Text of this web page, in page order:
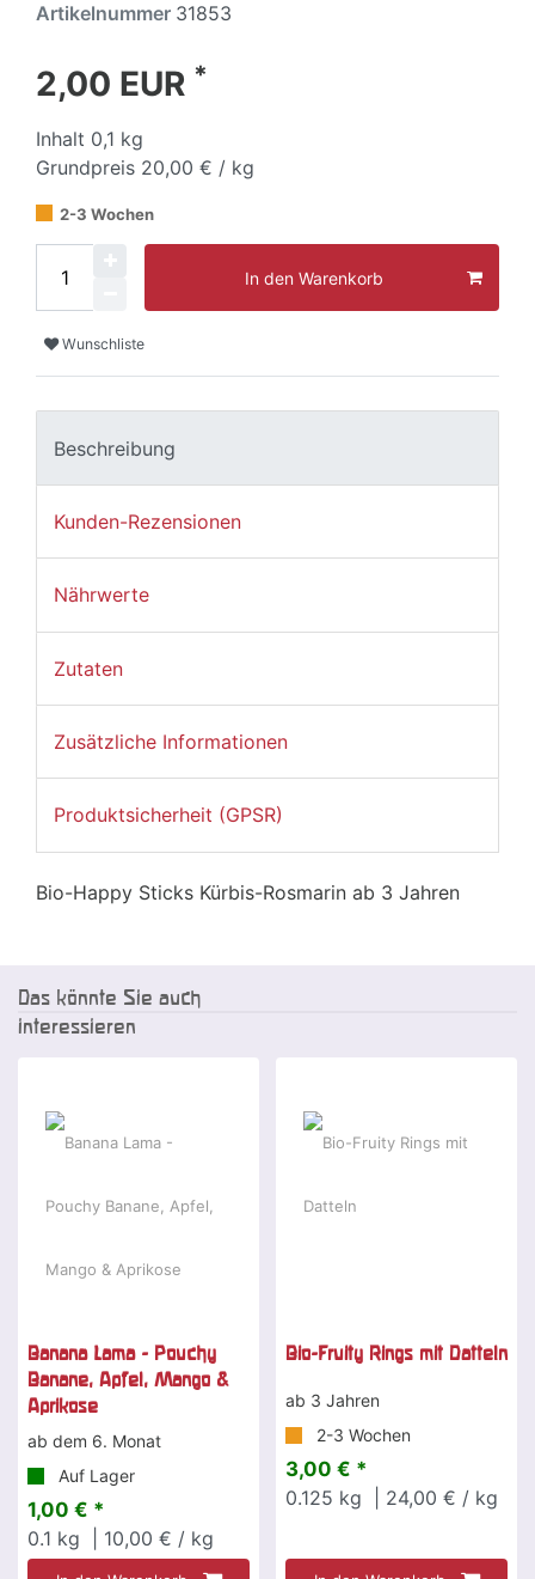
Artikelnummer 31853
2,00 EUR *
Inhalt 0,1 kg
Grundpreis 20,00 € / kg
2-3 Wochen
In den Warenkorb
Wunschliste
Beschreibung
Kunden-Rezensionen
Nährwerte
Zutaten
Zusätzliche Informationen
Produktsicherheit (GPSR)
Bio-Happy Sticks Kürbis-Rosmarin ab 3 Jahren
Das könnte Sie auch
interessieren
Banana Lama - Pouchy
Banane, Apfel, Mango &
Aprikose
ab dem 6. Monat
Auf Lager
1,00 € *
0.1 kg | 10,00 € / kg
Bio-Fruity Rings mit Datteln
ab 3 Jahren
2-3 Wochen
3,00 € *
0.125 kg | 24,00 € / kg